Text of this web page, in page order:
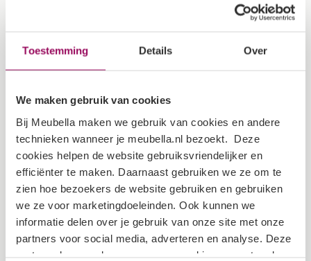
Toestemming Details Over
We maken gebruik van cookies
Bij Meubella maken we gebruik van cookies en andere
technieken wanneer je meubella.nl bezoekt. Deze
cookies helpen de website gebruiksvriendelijker en
efficiënter te maken. Daarnaast gebruiken we ze om te
zien hoe bezoekers de website gebruiken en gebruiken
we ze voor marketingdoeleinden. Ook kunnen we
informatie delen over je gebruik van onze site met onze
partners voor social media, adverteren en analyse. Deze
partners kunnen deze gegevens combineren met andere
Specificaties
Kleur Zwart marmerlook
Garantietermijn 2 jaar
Verpakking
Dit artikel bestaat uit 3 pakketten